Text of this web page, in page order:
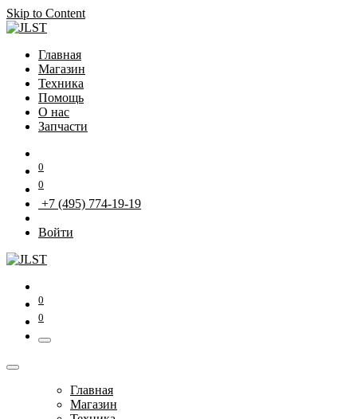
Skip to Content
Главная
Магазин
Техника
Помощь
О нас
Запчасти
0
0
+7 (495) 774-19-19
Войти
0
0
Главная
Магазин